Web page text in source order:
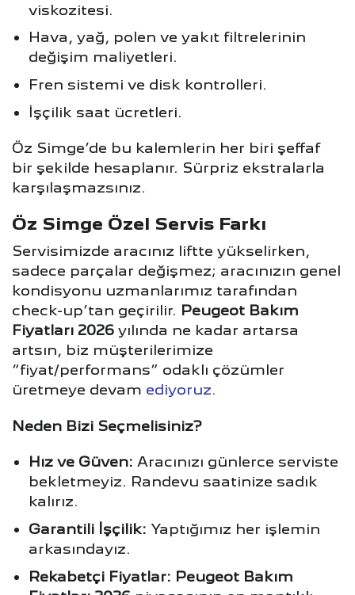
viskozitesi.
Hava, yağ, polen ve yakıt filtrelerinin
değişim maliyetleri.
Fren sistemi ve disk kontrolleri.
İşçilik saat ücretleri.
Öz Simge’de bu kalemlerin her biri şeffaf
bir şekilde hesaplanır. Sürpriz ekstralarla
karşılaşmazsınız.
Öz Simge Özel Servis Farkı
Servisimizde aracınız liftte yükselirken,
sadece parçalar değişmez; aracınızın genel
kondisyonu uzmanlarımız tarafından
check-up’tan geçirilir. Peugeot Bakım
Fiyatları 2026 yılında ne kadar artarsa
artsın, biz müşterilerimize
“fiyat/performans” odaklı çözümler
üretmeye devam ediyoruz.
Neden Bizi Seçmelisiniz?
Hız ve Güven: Aracınızı günlerce serviste
bekletmeyiz. Randevu saatinize sadık
kalırız.
Garantili İşçilik: Yaptığımız her işlemin
arkasındayız.
Rekabetçi Fiyatlar: Peugeot Bakım